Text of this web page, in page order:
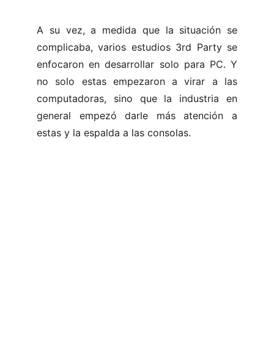
A su vez, a medida que la situación se
complicaba, varios estudios 3rd Party se
enfocaron en desarrollar solo para PC. Y
no solo estas empezaron a virar a las
computadoras, sino que la industria en
general empezó darle más atención a
estas y la espalda a las consolas.